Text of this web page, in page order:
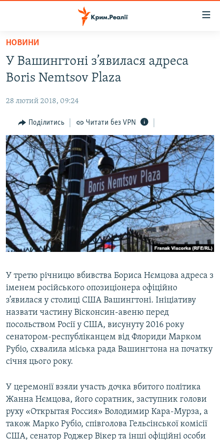
Перейти
основного
матеріалу
до
навігації
Перейти
до
пошуку
ПОЛІТИКА
БЛОГИ
ПОГЛЯД
ІНТЕРВ'Ю
ВСЕ ЗА ДЕНЬ
СПЕЦПРОЕКТИ
ДЕПОРТАЦІЯ
ВІДЕОУРОКИ «ELIFBE»
СВІДЧЕННЯ ОКУПАЦІЇ
ІНФОГРАФІКА
ЯК ОБІЙТИ БЛОКУВАННЯ
Русский
Qırımtatar
ДОЛУЧАЙСЯ!
Усі сайти RFE/RL
НОВИНИ
У Вашингтоні з’явилася адреса
Boris Nemtsov Plaza
28 лютий 2018, 09:24
Поділитись Читати без VPN
У третю річницю вбивства Бориса Нємцова адреса з
іменем російського опозиціонера офіційно
з’явилася у столиці США Вашингтоні. Ініціативу
назвати частину Вісконсин-авеню перед
посольством Росії у США, висунуту 2016 року
сенатором-республіканцем від Флориди Марком
Рубіо, схвалила міська рада Вашингтона на початку
січня цього року.
У церемонії взяли участь дочка вбитого політика
Жанна Нємцова, його соратник, заступник голови
руху «Открытая Россия» Володимир Кара-Мурза, а
також Марко Рубіо, співголова Гельсінської комісії
США, сенатор Роджер Вікер та інші офіційні особи